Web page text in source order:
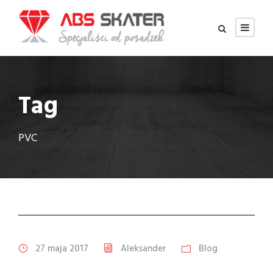
Tag
PVC
27 maja 2017 Aleksander Blog